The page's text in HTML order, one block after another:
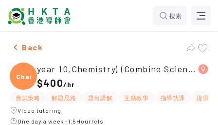
搜索
Female year 10,Chemistry( (Combine Science))，Lai
Back
Chemi
year 10,Chemistry( (Combine Science))
$400/hr
應試策略 解題思路 題目講解 互動教學 指導功課
提供練
Video tutoring
One day a week -1.5Hour/cls